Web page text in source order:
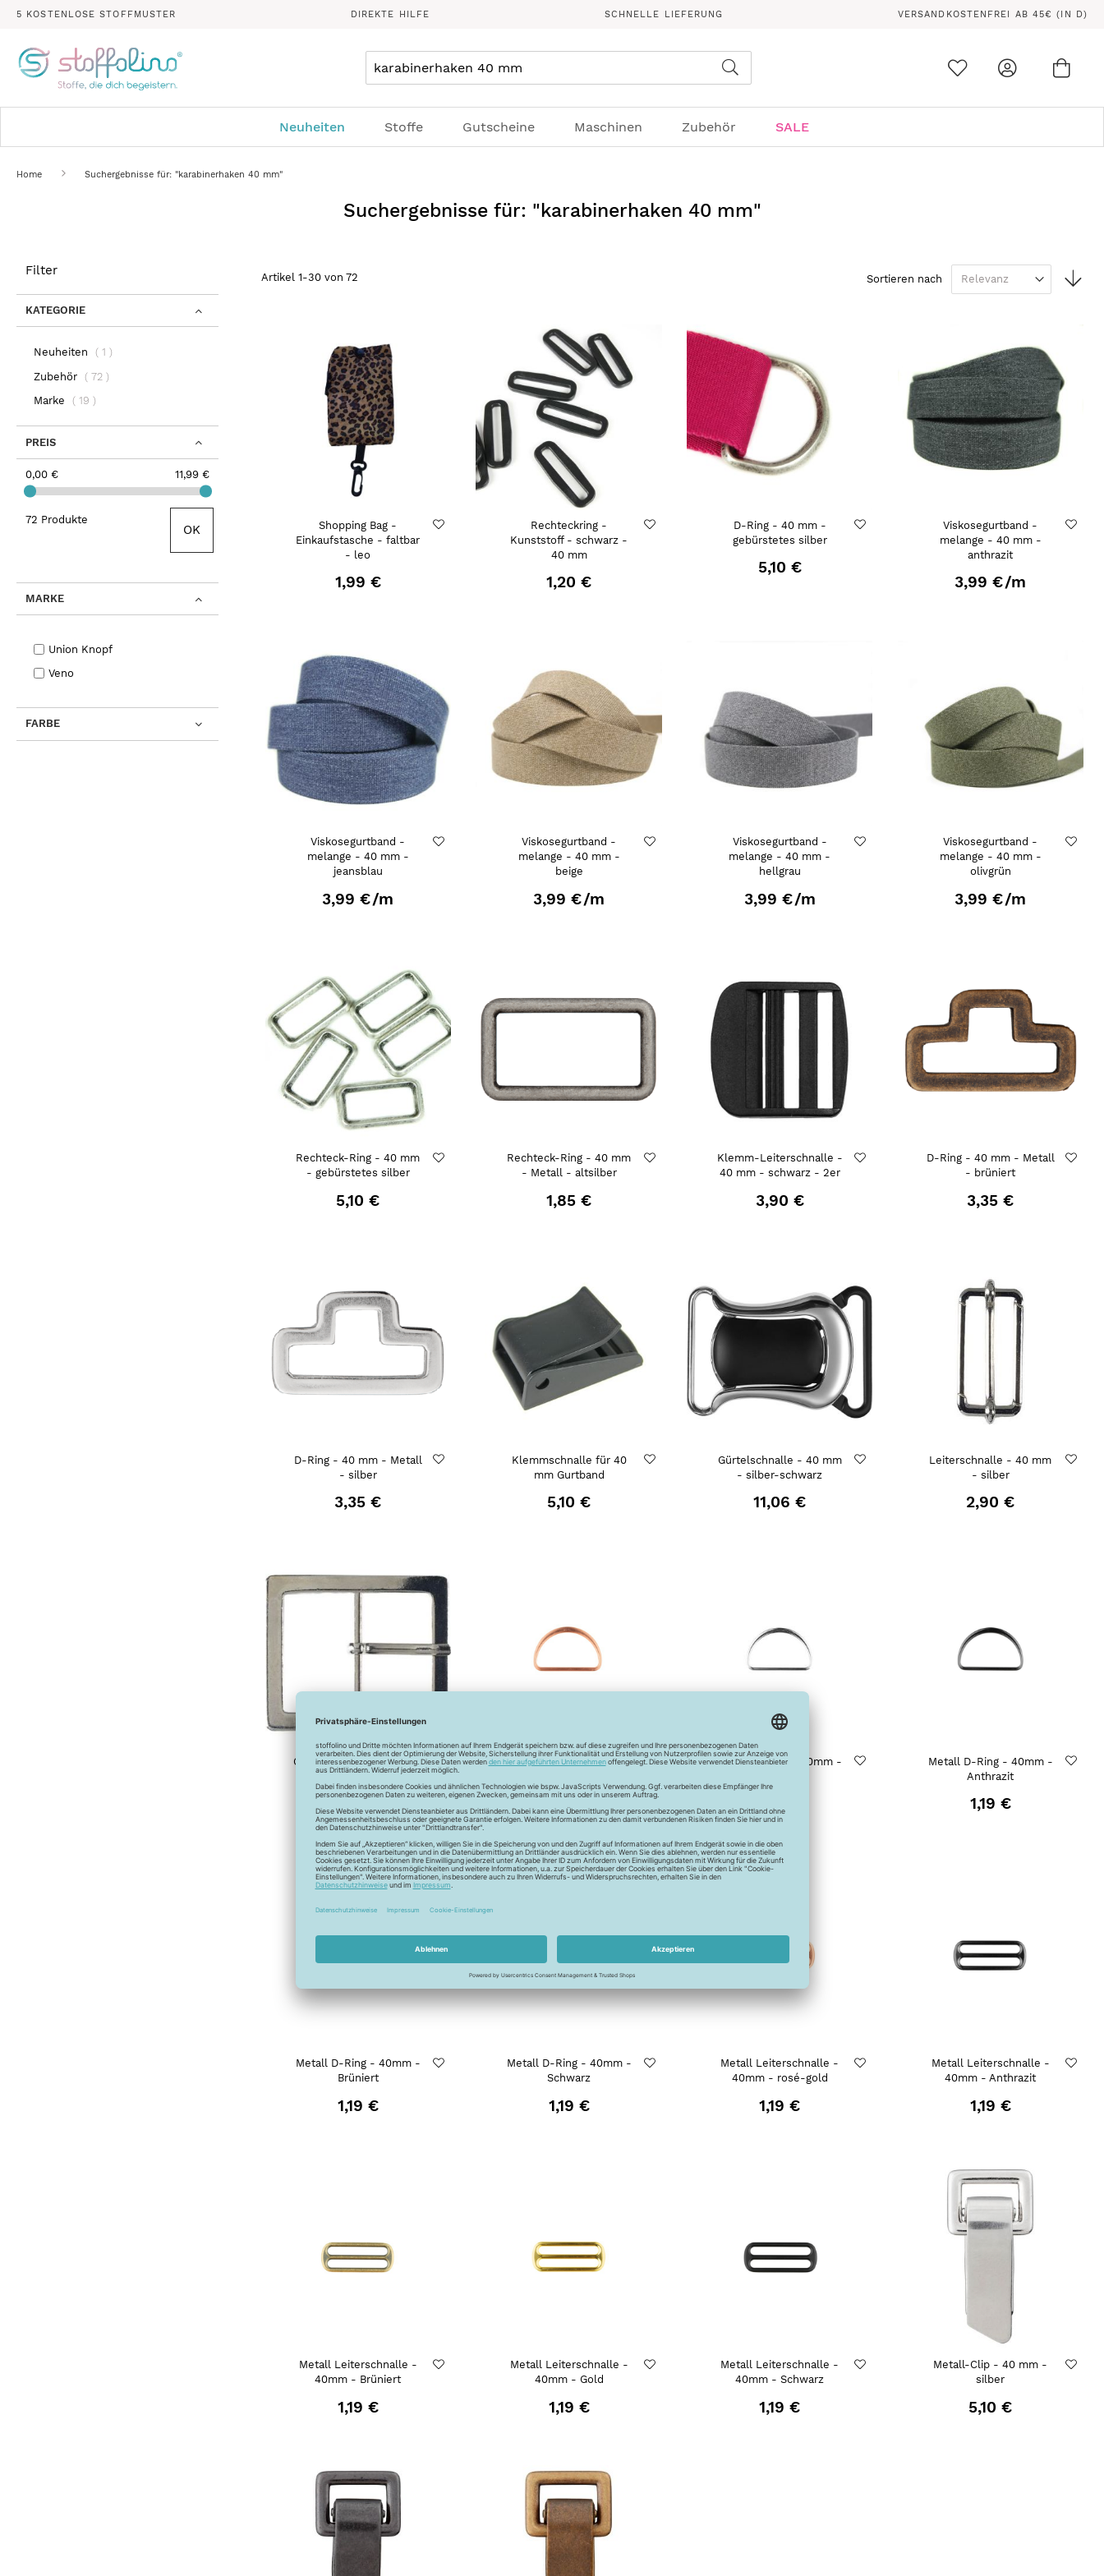
5 KOSTENLOSE STOFFMUSTER DIREKTE HILFE SCHNELLE LIEFERUNG VERSANDKOSTENFREI AB 45€ (IN D)
Neuheiten Stoffe Gutscheine Maschinen Zubehör SALE
Home Suchergebnisse für: "karabinerhaken 40 mm"
Suchergebnisse für: "karabinerhaken 40 mm"
Artikel 1-30von 72 Sortieren nach
Shopping Bag -
Einkaufstasche - faltbar
- leo
1,99 €
Rechteckring -
Kunststoff - schwarz -
40 mm
1,20 €
D-Ring - 40 mm -
gebürstetes silber
5,10 €
Viskosegurtband -
melange - 40 mm -
anthrazit
3,99 €/m
Viskosegurtband -
melange - 40 mm -
jeansblau
3,99 €/m
Viskosegurtband -
melange - 40 mm -
beige
3,99 €/m
Viskosegurtband -
melange - 40 mm -
hellgrau
3,99 €/m
Viskosegurtband -
melange - 40 mm -
olivgrün
3,99 €/m
Rechteck-Ring - 40 mm
- gebürstetes silber
5,10 €
Rechteck-Ring - 40 mm
- Metall - altsilber
1,85 €
Klemm-Leiterschnalle -
40 mm - schwarz - 2er
3,90 €
D-Ring - 40 mm - Metall
- brüniert
3,35 €
D-Ring - 40 mm - Metall
- silber
3,35 €
Klemmschnalle für 40
mm Gurtband
5,10 €
Gürtelschnalle - 40 mm
- silber-schwarz
11,06 €
Leiterschnalle - 40 mm
- silber
2,90 €
Gürtelschnalle - Metall -
40 mm - silber
5,90 €
Metall D-Ring - 40mm -
1,19 €
Metall D-Ring - 40mm -
1,19 €
Metall D-Ring - 40mm -
Anthrazit
1,19 €
Metall D-Ring - 40mm -
Brüniert
1,19 €
Metall D-Ring - 40mm -
Schwarz
1,19 €
Metall Leiterschnalle -
40mm - rosé-gold
1,19 €
Metall Leiterschnalle -
40mm - Anthrazit
1,19 €
Metall Leiterschnalle -
40mm - Brüniert
1,19 €
Metall Leiterschnalle -
40mm - Gold
1,19 €
Metall Leiterschnalle -
40mm - Schwarz
1,19 €
Metall-Clip - 40 mm -
silber
5,10 €
Filter
KATEGORIE
Neuheiten 1 Artikel
Zubehör 72 Artikel
Marke 19 Artikel
PREIS
0,00 € 11,99 €
72 Produkte
OK
MARKE
Union Knopf
Veno
FARBE